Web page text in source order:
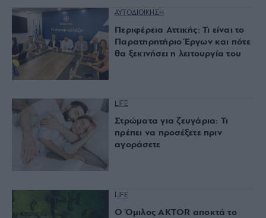
ΑΥΤΟΔΙΟΙΚΗΣΗ
Περιφέρεια Αττικής: Τι είναι το
Παρατηρητήριο Έργων και πότε
θα ξεκινήσει η λειτουργία του
LIFE
Στρώματα για ζευγάρια: Τι
πρέπει να προσέξετε πριν
αγοράσετε
LIFE
Ο Όμιλος AKTOR αποκτά το